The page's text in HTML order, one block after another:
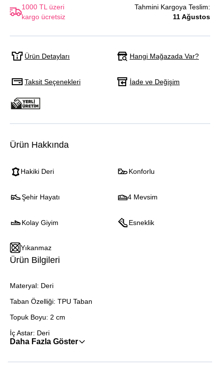
1000 TL üzeri
kargo ücretsiz
Tahmini Kargoya Teslim:
11 Ağustos
Ürün Detayları Hangi Mağazada Var?
Taksit Seçenekleri İade ve Değişim
Ürün Hakkında
Hakiki Deri Konforlu
Şehir Hayatı 4 Mevsim
Kolay Giyim Esneklik
Yıkanmaz
Ürün Bilgileri
Materyal: Deri
Taban Özelliği: TPU Taban
Topuk Boyu: 2 cm
İç Astar: Deri
Daha Fazla Göster